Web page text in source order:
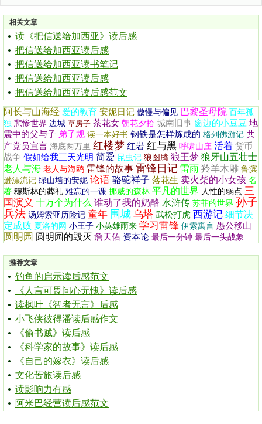
相关文章
读《把信送给加西亚》读后感
把信送给加西亚读后感
把信送给加西亚读书笔记
把信送给加西亚读后感
把信送给加西亚读后感范文
阿长与山海经 爱的教育 安妮日记 傲慢与偏见 巴黎圣母院 百年孤
独 悲惨世界 边城 草房子 茶花女 朝花夕拾 城南旧事 窗边的小豆豆 地
震中的父与子 弟子规 读一本好书 钢铁是怎样炼成的 格列佛游记 共
产党员宣言 海底两万里 红楼梦 红岩 红与黑 呼啸山庄 活着 货币
战争 假如给我三天光明 简爱 昆虫记 狼图腾 狼王梦 狼牙山五壮士
老人与海 老人与海鸥 雷锋的故事 雷锋日记 雷雨 羚羊木雕 鲁滨
逊漂流记 绿山墙的安妮 论语 骆驼祥子 落花生 卖火柴的小女孩 名
著 穆斯林的葬礼 难忘的一课 挪威的森林 平凡的世界 人性的弱点 三
国演义 十万个为什么 谁动了我的奶酪 水浒传 苏菲的世界 孙子
兵法 汤姆索亚历险记 童年 围城 乌塔 武松打虎 西游记 细节决
定成败 夏洛的网 小王子 小英雄雨来 学习雷锋 伊索寓言 愚公移山
圆明园 圆明园的毁灭 詹天佑 资本论 最后一分钟 最后一头战象
推荐文章
钓鱼的启示读后感范文
《人言可畏问心无愧》读后感
读枫叶《智者无言》后感
小飞侠彼得潘读后感作文
《偷书贼》读后感
《科学家的故事》读后感
《自己的嫁衣》读后感
文化苦旅读后感
读影响力有感
阿米巴经营读后感范文